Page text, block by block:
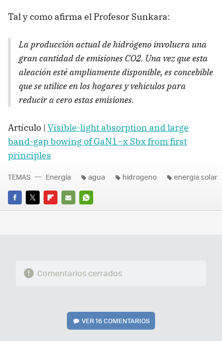
Tal y como afirma el Profesor Sunkara:
La producción actual de hidrógeno involucra una
gran cantidad de emisiones CO2. Una vez que esta
aleación esté ampliamente disponible, es concebible
que se utilice en los hogares y vehículos para
reducir a cero estas emisiones.
Artículo | Visible-light absorption and large
band-gap bowing of GaN1−x Sbx from ﬁrst
principles
FACEBOOK
TWITTERFLIPBOARD
E-
WHATSAPP
TEMAS Energía agua hidrogeno energia solar
Comentarios cerrados
VER16 COMENTARIOS